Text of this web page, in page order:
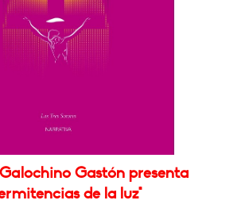
Gastón presenta
de la luz"